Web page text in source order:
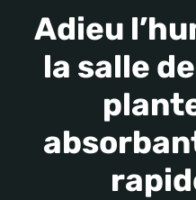
Adieu
la salle